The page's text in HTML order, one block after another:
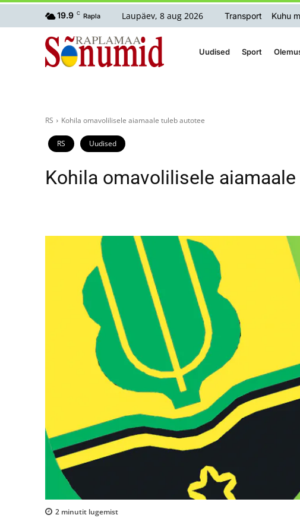
19.9 C Rapla Laupäev, 8 aug 2026 Transport Kuhu
Uudised Sport
RS Kohila omavolilisele aiamaale tuleb autotee
RS Uudised
Kohila omavolilisele
2 minutit lugemist